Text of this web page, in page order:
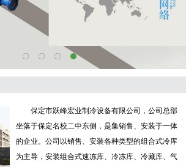
保定市跃峰宏业制冷设备有限公司，公司总部
坐落于保定名校二中东侧，是集销售、安装于一体
的企业。公司以销售、安装各种类型的组合式冷库
为主导，安装组合式速冻库、冷冻库、冷藏库、气